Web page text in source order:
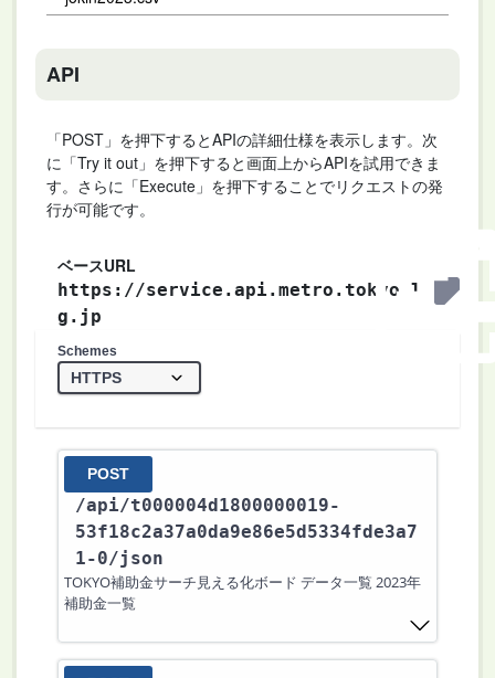
API
「POST」を押下するとAPIの詳細仕様を表示します。次
に「Try it out」を押下すると画面上からAPIを試用できま
す。さらに「Execute」を押下することでリクエストの発
行が可能です。
ベースURL
https://service.api.metro.tokyo.l
g.jp
Schemes
POST
/api/t000004d1800000019-
53f18c2a37a0da9e86e5d5334fde3a7
1-0/json
TOKYO補助金サーチ見える化ボード データ一覧 2023年
補助金一覧